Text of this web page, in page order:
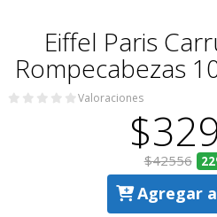
Eiffel Paris
Rompecabezas
Valoraciones
$42556
Agregar